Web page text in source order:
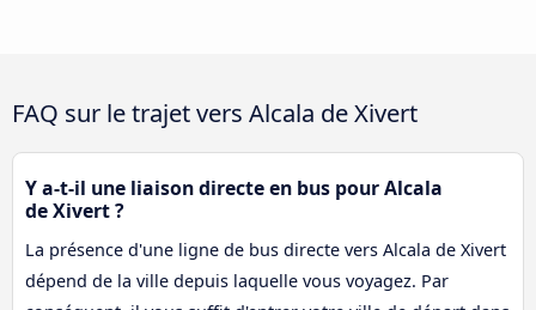
FAQ sur le trajet vers Alcala de Xivert
Y a-t-il une liaison directe en bus pour Alcala
de Xivert ?
La présence d'une ligne de bus directe vers Alcala de Xivert
dépend de la ville depuis laquelle vous voyagez. Par